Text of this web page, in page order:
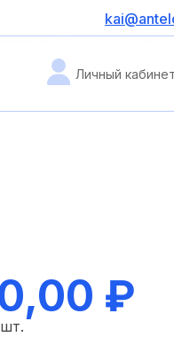
Личный кабинет
₽
шт.